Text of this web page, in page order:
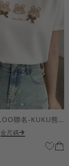
HOOLOOLOO聯名-KUKU熊蝴蝶結短袖上衣
全尺碼